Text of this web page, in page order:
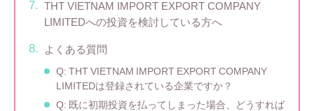
THT VIETNAM IMPORT EXPORT COMPANY
LIMITEDへの投資を検討している方へ
よくある質問
Q: THT VIETNAM IMPORT EXPORT COMPANY
LIMITEDは登録されている企業ですか？
Q: 既に初期投資を払ってしまった場合、どうすれば